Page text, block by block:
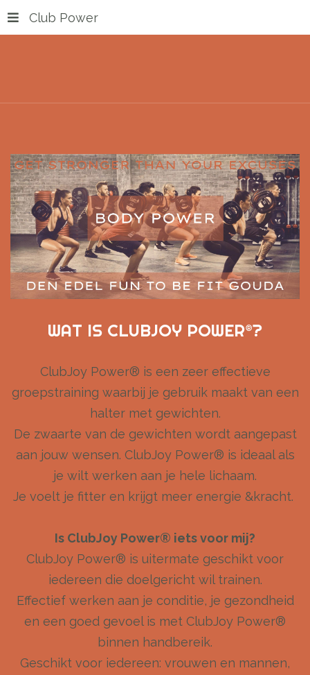
Club Power
WAT IS CLUBJOY POWER®?
ClubJoy Power® is een zeer effectieve
groepstraining waarbij je gebruik maakt van een
halter met gewichten.
De zwaarte van de gewichten wordt aangepast
aan jouw wensen. ClubJoy Power® is ideaal als
je wilt werken aan je hele lichaam.
Je voelt je fitter en krijgt meer energie &kracht.
Is ClubJoy Power® iets voor mij?
ClubJoy Power® is uitermate geschikt voor
iedereen die doelgericht wil trainen.
Effectief werken aan je conditie, je gezondheid
en een goed gevoel is met ClubJoy Power®
binnen handbereik.
Geschikt voor iedereen: vrouwen en mannen,